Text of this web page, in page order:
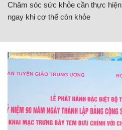
Chăm sóc sức khỏe cần thực hiện
ngay khi cơ thể còn khỏe